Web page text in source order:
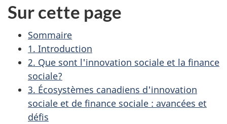
Sur cette page
Sommaire
1. Introduction
2. Que sont l'innovation sociale et la finance
sociale?
3. Écosystèmes canadiens d'innovation
sociale et de finance sociale : avancées et
défis